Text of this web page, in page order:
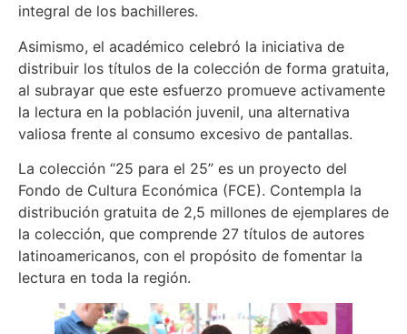
integral de los bachilleres.
Asimismo, el académico celebró la iniciativa de
distribuir los títulos de la colección de forma gratuita,
al subrayar que este esfuerzo promueve activamente
la lectura en la población juvenil, una alternativa
valiosa frente al consumo excesivo de pantallas.
La colección “25 para el 25” es un proyecto del
Fondo de Cultura Económica (FCE). Contempla la
distribución gratuita de 2,5 millones de ejemplares de
la colección, que comprende 27 títulos de autores
latinoamericanos, con el propósito de fomentar la
lectura en toda la región.